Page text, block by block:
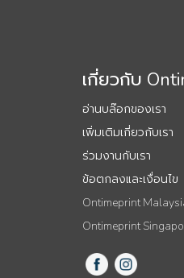
เกี่ยวกับ
อ่านบล๊อกของเรา
เพิ่มเติมเกี่ยวกับเรา
ร่วมงานกับเรา
ข้อตกลงและเงื่อนไข
Ontimeprint
Ontimeprint